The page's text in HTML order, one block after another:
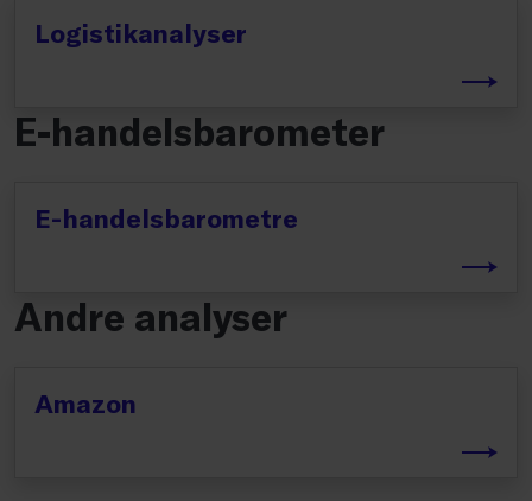
Logistikanalyser
E-handelsbarometer
E-handelsbarometre
Andre analyser
Amazon